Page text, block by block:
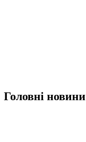
Головні новини